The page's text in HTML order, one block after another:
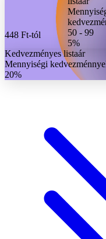
448 Ft-tól
50 - 99
5%
Kedvezményes listaár
Mennyiségi
20%